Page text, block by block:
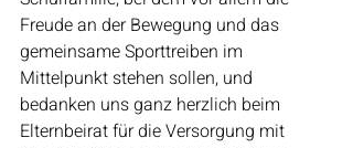
Freude an der Bewegung und das
gemeinsame Sporttreiben im
Mittelpunkt stehen sollen, und
bedanken uns ganz herzlich beim
Elternbeirat für die Versorgung mit